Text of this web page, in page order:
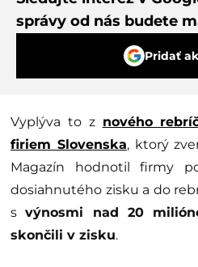
správy od nás budete
Pridať
Vyplýva to z nového
firiem Slovenska, ktorý
Magazín hodnotil firmy
dosiahnutého zisku a do
svýnosmi nad 20
skončili v zisku.